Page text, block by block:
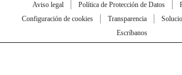
Aviso legal Política de Protección de Datos
Configuración de cookies
Transparencia
Escríbanos